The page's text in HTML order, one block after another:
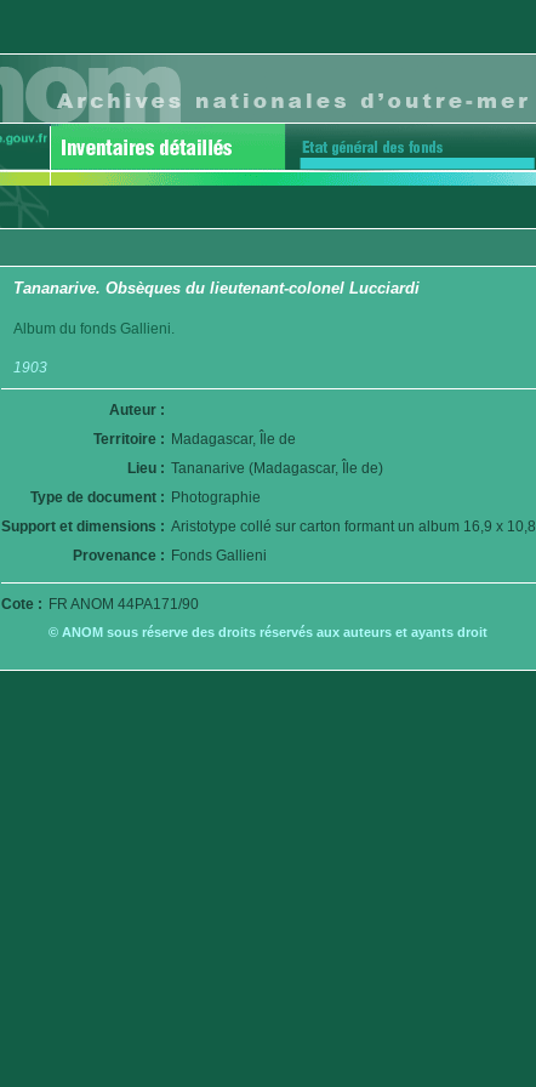
Tananarive. Obsèques du lieutenant-colonel Lucciardi
Album du fonds Gallieni.
1903
Auteur :
Territoire : Madagascar, Île de
Lieu : Tananarive (Madagascar, Île de)
Type de document : Photographie
Support et dimensions : Aristotype collé sur carton formant un album 16,9 x 10,8
Provenance : Fonds Gallieni
Cote : FR ANOM 44PA171/90
© ANOM sous réserve des droits réservés aux auteurs et ayants droit